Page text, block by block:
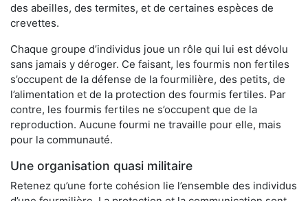
des abeilles, des termites, et de certaines espèces de
crevettes.
Chaque groupe d’individus joue un rôle qui lui est dévolu
sans jamais y déroger. Ce faisant, les fourmis non fertiles
s’occupent de la défense de la fourmilière, des petits, de
l’alimentation et de la protection des fourmis fertiles. Par
contre, les fourmis fertiles ne s’occupent que de la
reproduction. Aucune fourmi ne travaille pour elle, mais
pour la communauté.
Une organisation quasi militaire
Retenez qu’une forte cohésion lie l’ensemble des individus